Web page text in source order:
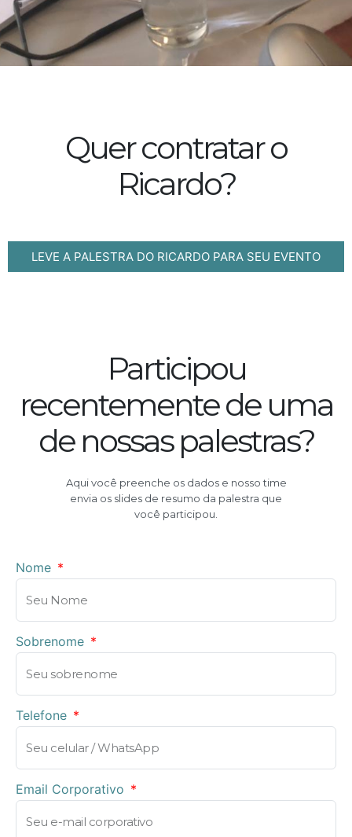
Quer contratar o
Ricardo?
LEVE A PALESTRA DO RICARDO PARA SEU EVENTO
Participou
recentemente de uma
de nossas palestras?
Aqui você preenche os dados e nosso time
envia os slides de resumo da palestra que
você participou.
Nome
Sobrenome
Telefone
Email Corporativo